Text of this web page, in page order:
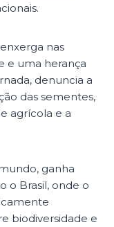
nas
e uma herança
denuncia a
das sementes,
agrícola e a
ganha
o Brasil, onde o
biodiversidade e